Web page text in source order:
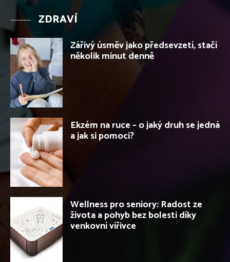
ZDRAVÍ
Zářivý úsměv jako předsevzetí, stačí
několik minut denně
Ekzém na ruce – o jaký druh se jedná
a jak si pomoci?
Wellness pro seniory: Radost ze
života a pohyb bez bolesti díky
venkovní vířivce